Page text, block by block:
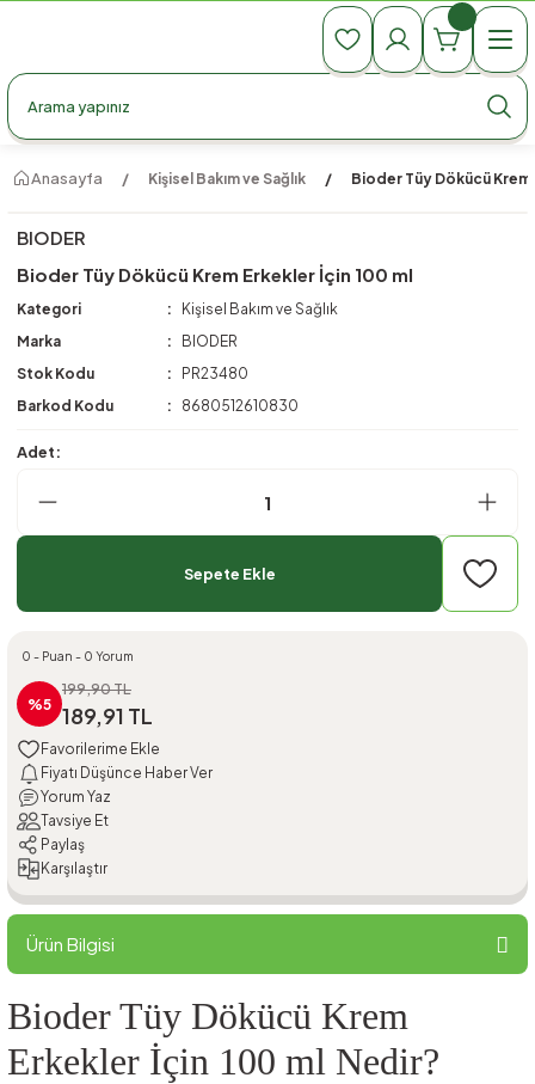
990 TL Üzeri Ücretsiz Kargo
990 TL Üzeri Ücretsiz Kargo
Anasayfa Kişisel Bakım ve Sağlık Bioder Tüy Dökücü Krem
BIODER
Bioder Tüy Dökücü Krem Erkekler İçin 100 ml
Kategori
Kişisel Bakım ve Sağlık
Marka
BIODER
Stok Kodu
PR23480
Barkod Kodu
8680512610830
Adet:
Sepete Ekle
0 - Puan - 0 Yorum
%5
199,90 TL
189,91 TL
Fiyatı Düşünce Haber Ver
Yorum Yaz
Tavsiye Et
Paylaş
Karşılaştır
Ürün Bilgisi
Bioder Tüy Dökücü Krem
Erkekler İçin 100 ml Nedir?